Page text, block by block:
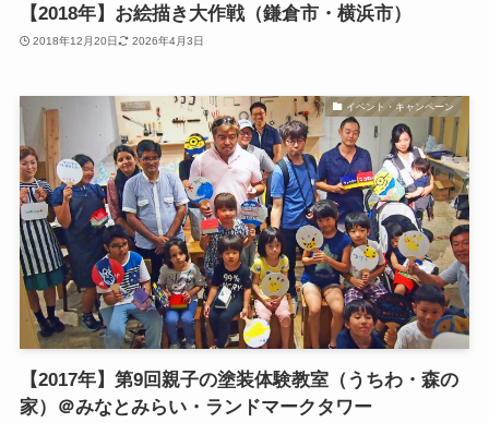
【2018年】お絵描き大作戦（鎌倉市・横浜市）
2018年12月20日 2026年4月3日
イベント・キャンペーン
【2017年】第9回親子の塗装体験教室（うちわ・森の
家）＠みなとみらい・ランドマークタワー